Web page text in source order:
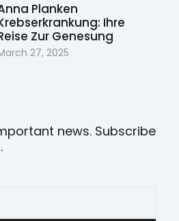
Planken
Ihre
Zur Genesung
27, 2025
news. Subscribe